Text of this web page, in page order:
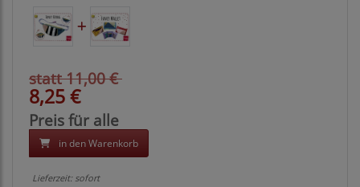
statt 11,00 €
8,25 €
Preis für alle
in den Warenkorb
Lieferzeit: sofort